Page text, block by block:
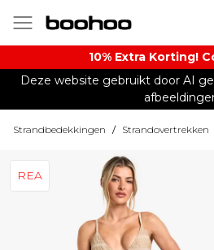
10% Extra Korting!
Deze website gebruikt door AI
Strandbedekkingen / Strandovertrekken
REA